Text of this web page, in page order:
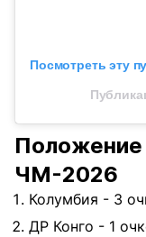
Посмотреть эту
Положение
ЧМ-2026
Колумбия - 3
ДР Конго - 1